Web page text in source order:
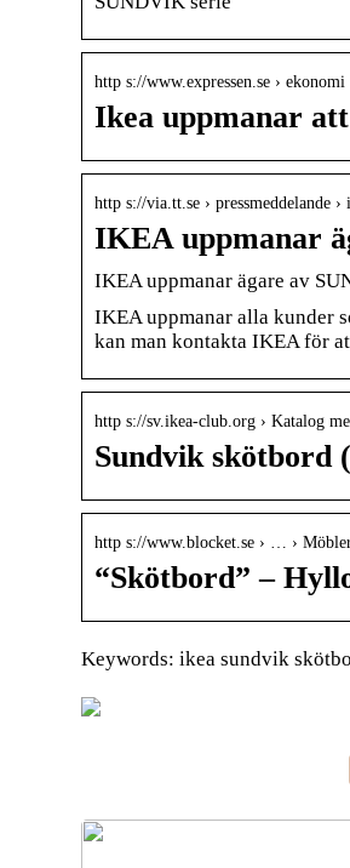
http s://www.expressen.se ›
Ikea uppmanar
http s://via.tt.se › pressmeddelande ›
IKEA uppmanar
IKEA uppmanar ägare av
IKEA uppmanar alla kunder
kan man kontakta IKEA för
http s://sv.ikea-club.org › Katalog
Sundvik skötbord
http s://www.blocket.se › … ›
“Skötbord” –
Keywords: ikea sundvik